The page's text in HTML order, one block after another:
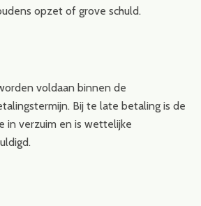
opzet of grove schuld.
voldaan binnen de
Bij te late betaling is de
in verzuim en is wettelijke